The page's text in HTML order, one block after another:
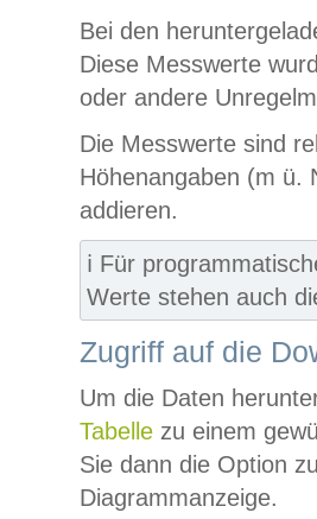
Bei den
Diese Messwerte
oder andere
Die Messwerte sind
Höhenangaben (m ü.
addieren.
ℹ️ Für
Werte stehen auch
Zugriff auf die
Um die Daten
Tabelle zu einem
Sie dann die Option
Diagrammanzeige.